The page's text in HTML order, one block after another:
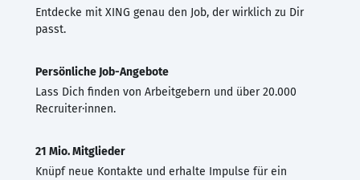
Entdecke mit XING genau den Job, der wirklich zu Dir
passt.
Persönliche Job-Angebote
Lass Dich finden von Arbeitgebern und über 20.000
Recruiter·innen.
21 Mio. Mitglieder
Knüpf neue Kontakte und erhalte Impulse für ein